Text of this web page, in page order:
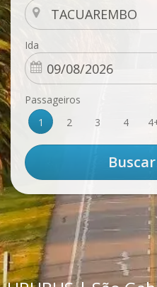
Ida
Passageiros
1
2 3 4